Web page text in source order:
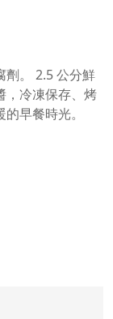
劑。 2.5 公分鮮
，冷凍保存、烤
早餐時光。